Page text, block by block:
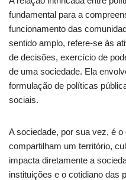
fundamental para a
funcionamento das
sentido amplo, refere-se às
de decisões, exercício de
de uma sociedade. Ela
formulação de políticas
sociais.
A sociedade, por sua vez, é
compartilham um território,
impacta diretamente a
instituições e o cotidiano das